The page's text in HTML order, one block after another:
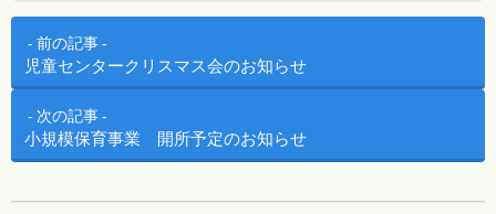
投稿ナビゲーション
前の記事
児童センタークリスマス会のお知らせ
次の記事
小規模保育事業 開所予定のお知らせ